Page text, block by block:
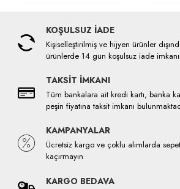
KOŞULSUZ İADE
Kişiselleştirilmiş ve hijyen ürünler
ürünlerde 14 gün koşulsuz iade
TAKSİT İMKANI
Tüm bankalara ait kredi kartı, banka
peşin fiyatına taksit imkanı
KAMPANYALAR
Ücretsiz kargo ve çoklu alımlarda
kaçırmayın
KARGO BEDAVA